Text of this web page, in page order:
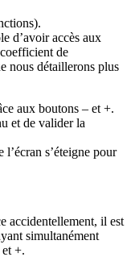
d’avoir accès aux
de
nous détaillerons plus
aux boutons – et +.
et de valider la
s’éteigne pour
accidentellement, il est
simultanément
+.